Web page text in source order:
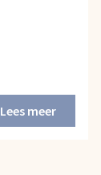
Lees meer